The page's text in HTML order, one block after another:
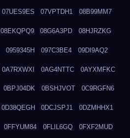
07UES9ES 07VPTDH1 08B99MM7
08EKQPQ9 08G6A3PD 08HJRZKG
0959345H 097C3BE4 09DI9AQ2
0A7RXWXI 0AG4NTTC 0AYXMFKC
0BPJ04DK 0BSHJVOT 0C9RGFN6
0D38QEGH 0DCJSPJ1 0DZMHHX1
0FFYUM84 0FLIL6GQ 0FXF2MUD